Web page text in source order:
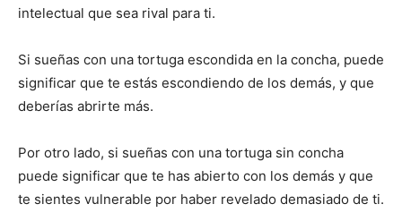
intelectual que sea rival para ti.
Si sueñas con una tortuga escondida en la concha, puede
significar que te estás escondiendo de los demás, y que
deberías abrirte más.
Por otro lado, si sueñas con una tortuga sin concha
puede significar que te has abierto con los demás y que
te sientes vulnerable por haber revelado demasiado de ti.